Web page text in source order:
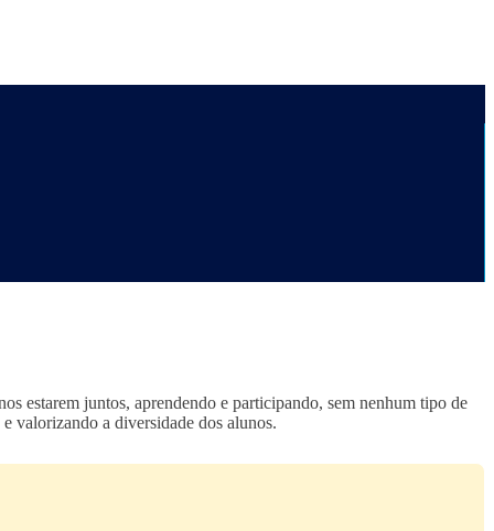
estarem juntos, aprendendo e participando, sem nenhum tipo de
valorizando a diversidade dos alunos.